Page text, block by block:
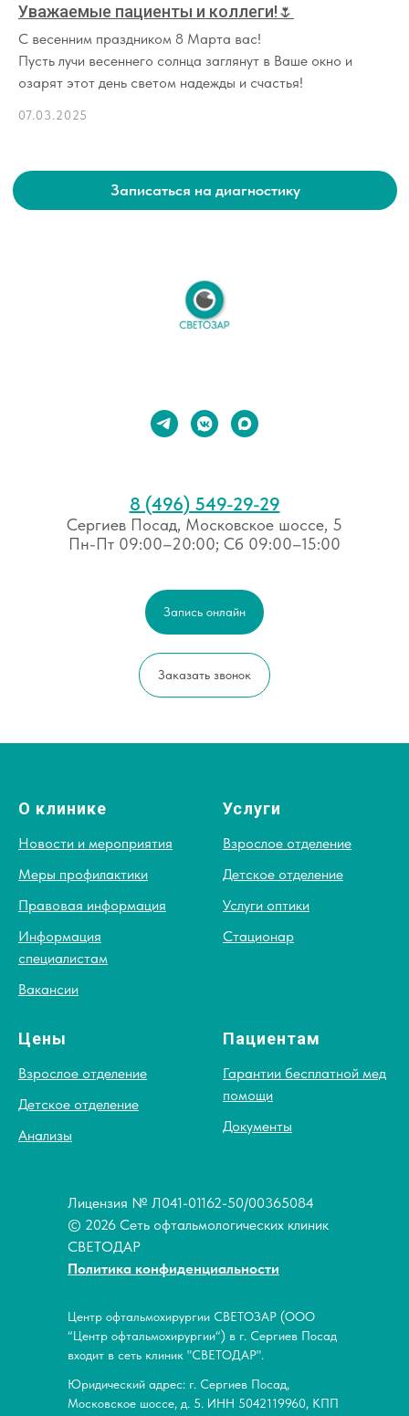
Уважаемые пациенты и коллеги!🌷
С весенним праздником 8 Марта вас!
Пусть лучи весеннего солнца заглянут в Ваше окно и
озарят этот день светом надежды и счастья!
07.03.2025
8 (496) 549-29-29⁣⁣
Сергиев Посад, Московское шоссе, 5
Пн-Пт 09:00–20:00; Сб 09:00–15:00
Запись онлайн
Заказать звонок
О клинике
Новости и мероприятия
Меры профилактики
Правовая информация
Информация
специалистам
Вакансии
Услуги
Взрослое отделение
Детское отделение
Услуги оптики
Стационар
Цены
Взрослое отделение
Детское отделение
Анализы
Пациентам
Гарантии бесплатной мед
помощи
Документы
Лицензия № Л041-01162-50/00365084
© 2026 Сеть офтальмологических клиник
СВЕТОДАР
Политика конфиденциальности
Юридический адрес: г. Сергиев Посад,
Московское шоссе, д. 5. ИНН 5042119960, КПП
Центр офтальмохирургии СВЕТОЗАР (ООО
“Центр офтальмохирургии“) в г. Сергиев Посад
входит в сеть клиник "СВЕТОДАР".